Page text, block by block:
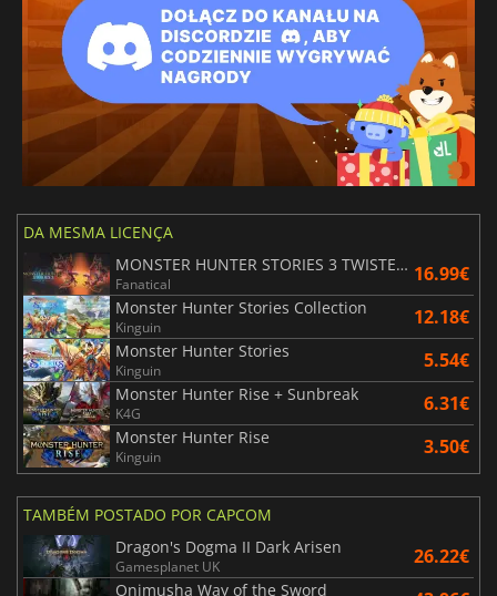
DA MESMA LICENÇA
MONSTER HUNTER STORIES 3 TWISTED REFLECTION
Fanatical 16.99€
Monster Hunter Stories Collection
Kinguin 12.18€
Monster Hunter Stories
Kinguin 5.54€
Monster Hunter Rise + Sunbreak
K4G 6.31€
Monster Hunter Rise
Kinguin 3.50€
TAMBÉM POSTADO POR CAPCOM
Dragon's Dogma II Dark Arisen
Gamesplanet UK 26.22€
Onimusha Way of the Sword